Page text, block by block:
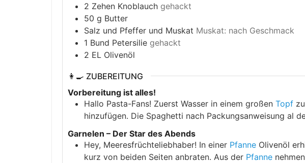
2 Zehen Knoblauch gehackt
50 g Butter
Salz und Pfeffer und Muskat Muskat: nach Geschmack
1 Bund Petersilie gehackt
2 EL Olivenöl
👩‍🍳 ZUBEREITUNG
Vorbereitung ist alles!
Hallo Pasta-Fans! Zuerst Wasser in einem großen Topf
hinzufügen. Die Spaghetti nach Packungsanweisung al
Garnelen – Der Star des Abends
Hey, Meeresfrüchteliebhaber! In einer Pfanne Olivenöl
kurz von beiden Seiten anbraten. Aus der Pfanne